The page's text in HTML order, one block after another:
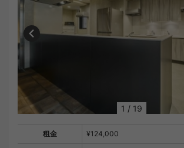
1 / 19
租金 ¥124,000